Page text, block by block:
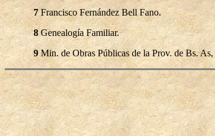
7Francisco Fernández Bell Fano.
8Genealogía Familiar.
9 Min. de Obras Públicas de la Prov. de Bs. As,